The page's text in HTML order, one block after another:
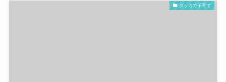
ダッカで子育て